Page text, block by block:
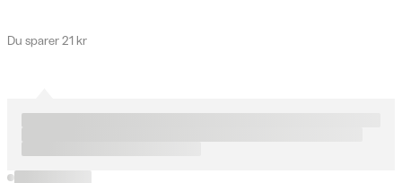
Du sparer 21 kr